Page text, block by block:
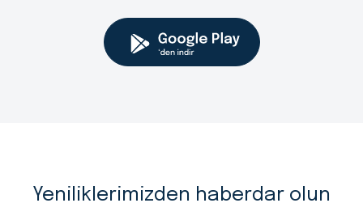
Yeniliklerimizden haberdar olun